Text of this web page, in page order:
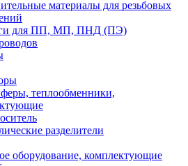
материалы для резьбовых
для ПП, МП, ПНД (ПЭ)
теплообменники,
разделители
оборудование, комплектующие